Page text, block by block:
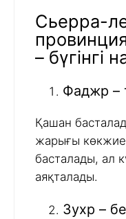
Сьерра-
– бүгінгі
Фаджр –
Қашан
жарығы
басталады, ал
аяқталады.
Зухр –